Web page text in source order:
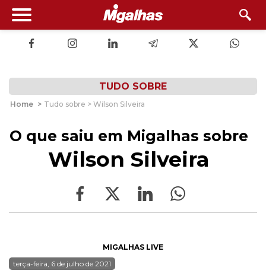
TUDO SOBRE
Home > Tudo sobre > Wilson Silveira
O que saiu em Migalhas sobre
Wilson Silveira
MIGALHAS LIVE
terça-feira, 6 de julho de 2021